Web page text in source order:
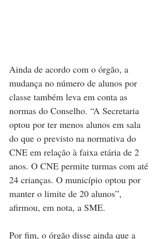
Ainda de acordo com o órgão, a
mudança no número de alunos por
classe também leva em conta as
normas do Conselho. “A Secretaria
optou por ter menos alunos em sala
do que o previsto na normativa do
CNE em relação à faixa etária de 2
anos. O CNE permite turmas com até
24 crianças. O município optou por
manter o limite de 20 alunos”,
afirmou, em nota, a SME.
Por fim, o órgão disse ainda que a